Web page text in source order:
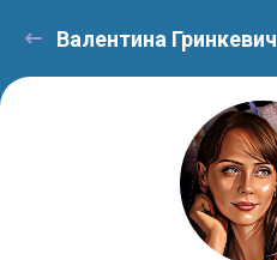
Валентина Гринкевич